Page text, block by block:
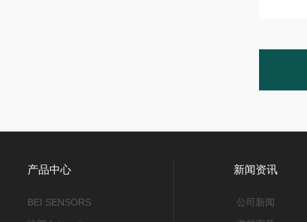
产品中心
BEI SENSORS
新闻资讯
公司新闻